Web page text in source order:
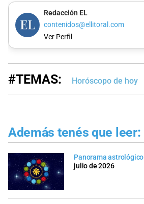
Redacción EL
contenidos@ellitoral.com
Ver Perfil
#TEMAS: Horóscopo de hoy
Además tenés que leer:
Panorama astrológico
julio de 2026